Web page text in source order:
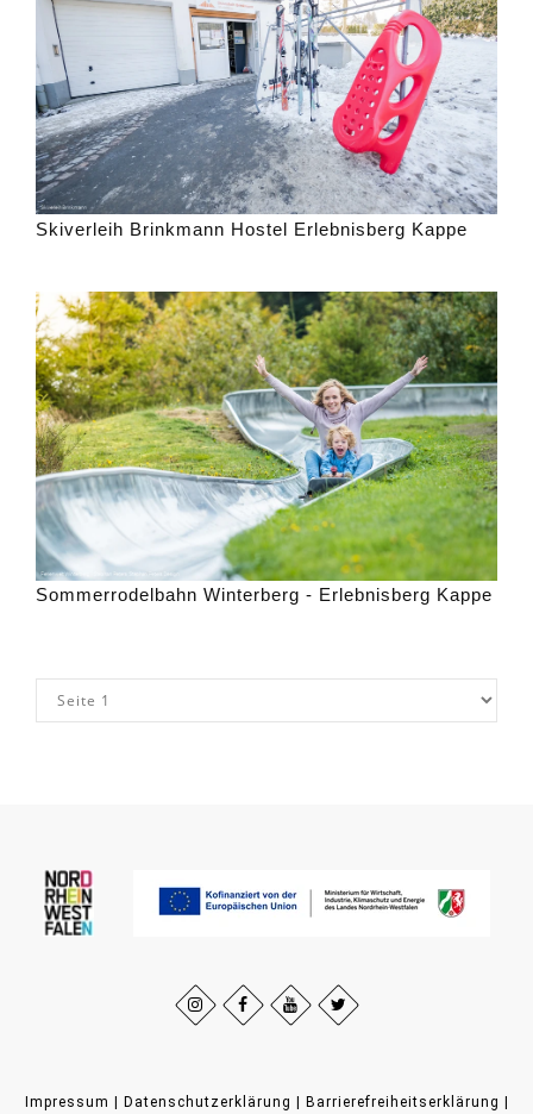
Skiverleih Brinkmann Hostel Erlebnisberg Kappe
Sommerrodelbahn Winterberg - Erlebnisberg Kappe
Impressum Datenschutzerklärung Barrierefreiheitserklärung